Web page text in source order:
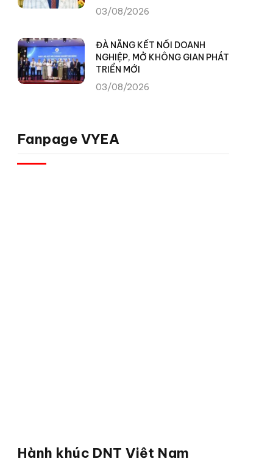
chuyển biến để khơi thông
nguồn lực phát triển
03/08/2026
ĐÀ NẴNG KẾT NỐI DOANH
NGHIỆP, MỞ KHÔNG GIAN PHÁT
TRIỂN MỚI
03/08/2026
Fanpage VYEA
Hành khúc DNT Việt Nam